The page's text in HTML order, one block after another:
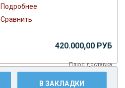
Подробнее
Сравнить
420.000,00 РУБ
Плюсдоставка
В ЗАКЛАДКИ